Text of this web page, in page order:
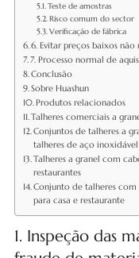
Teste de amostras
Risco comum do sector
Verificação de fábrica
6. Evitar preços baixos
7. Processo normal de
Conclusão
Sobre Huashun
Produtos relacionados
Talheres comerciais a
Conjuntos de talheres a
talheres de aço
Talheres a granel com
restaurantes
Conjunto de talheres com
para casa e restaurante
1. Inspeção das